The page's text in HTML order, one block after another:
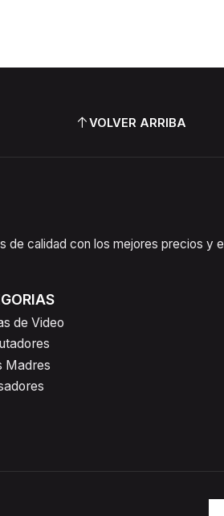
VOLVER ARRIBA
calidad con los mejores precios y
de Video
Madres